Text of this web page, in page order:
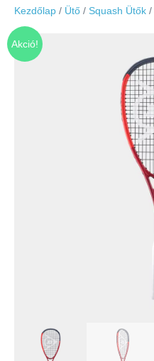
Kezdőlap / Ütő / Squash Ütők /
Akció!